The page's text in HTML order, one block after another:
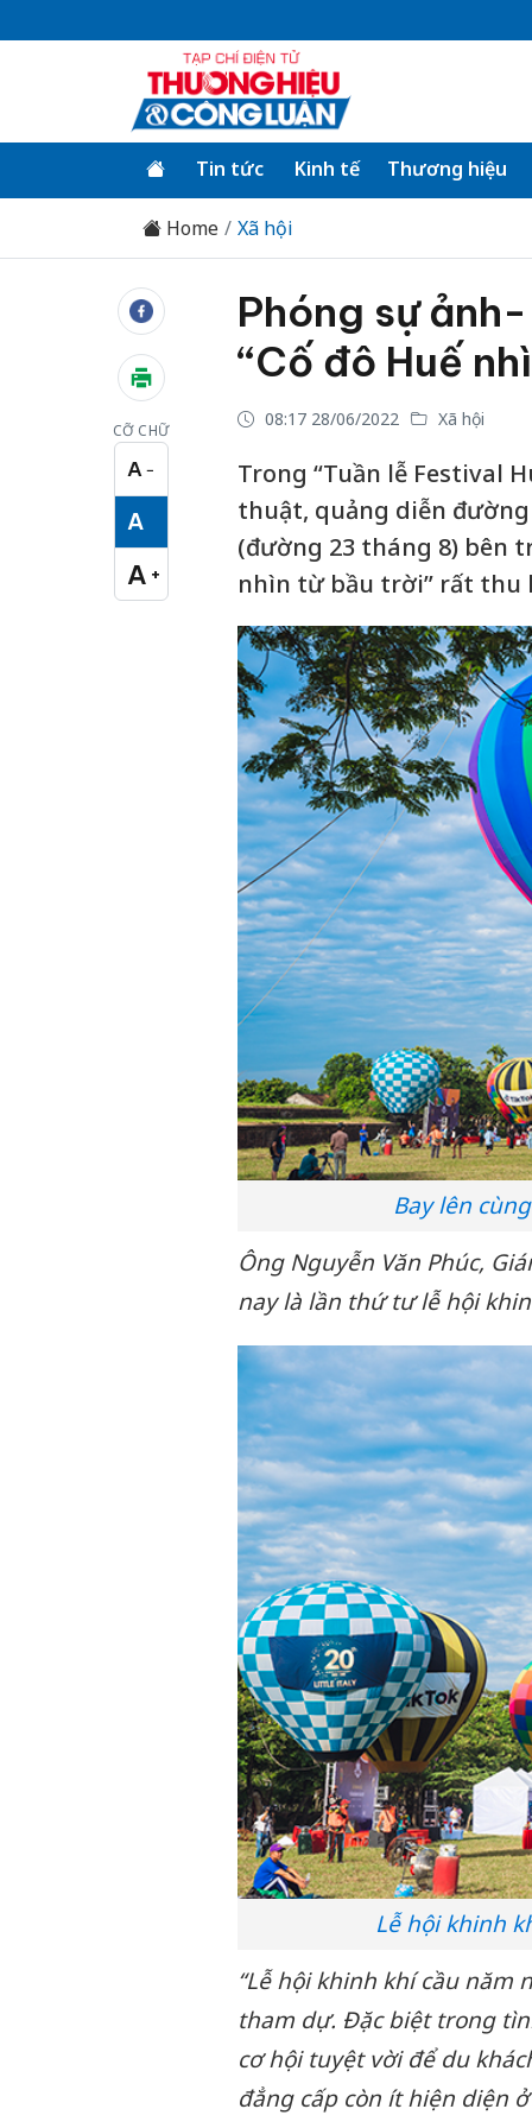
Tin tức Kinh tế Thương hiệu
Home Xã hội
CỠ CHỮ
A −
Cỡ chữ nhỏ
A
Cỡ chữ vừa
A +
Cỡ chữ lớn
Phóng sự
“Cố đô Huế
08:17 28/06/2022 Xã hội
Trong “Tuần lễ Festival
thuật, quảng diễn
(đường 23 tháng 8) bên
nhìn từ bầu trời” rất thu
Bay lên
Ông Nguyễn Văn Phúc,
nay là lần thứ tư lễ hội
Lễ hội khinh
“Lễ hội khinh khí cầu năm
tham dự. Đặc biệt trong
cơ hội tuyệt vời để du
đẳng cấp còn ít hiện diện